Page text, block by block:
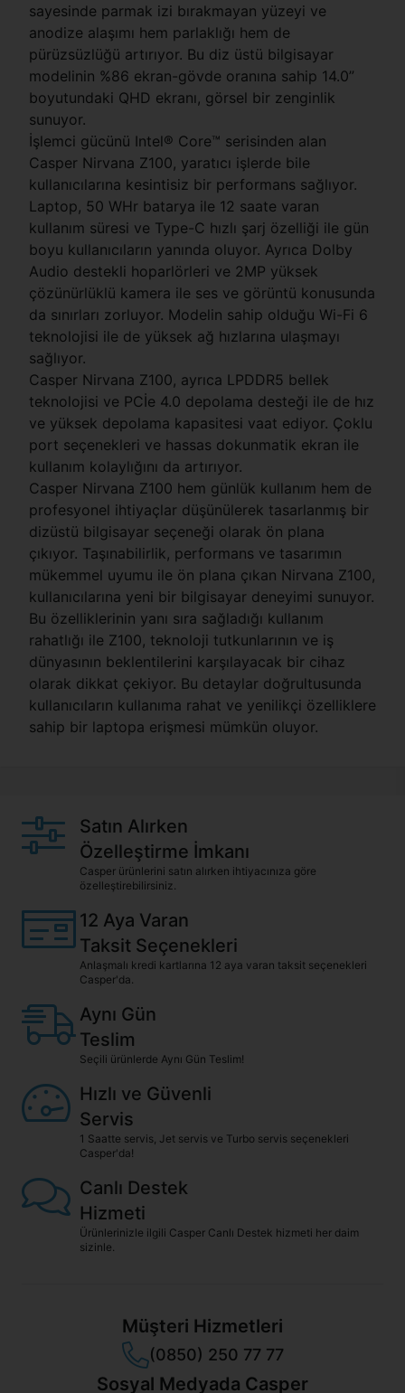
sayesinde parmak izi bırakmayan yüzeyi ve
anodize alaşımı hem parlaklığı hem de
pürüzsüzlüğü artırıyor. Bu diz üstü bilgisayar
modelinin %86 ekran-gövde oranına sahip 14.0”
boyutundaki QHD ekranı, görsel bir zenginlik
sunuyor.
İşlemci gücünü Intel® Core™ serisinden alan
Casper Nirvana Z100, yaratıcı işlerde bile
kullanıcılarına kesintisiz bir performans sağlıyor.
Laptop, 50 WHr batarya ile 12 saate varan
kullanım süresi ve Type-C hızlı şarj özelliği ile gün
boyu kullanıcıların yanında oluyor. Ayrıca Dolby
Audio destekli hoparlörleri ve 2MP yüksek
çözünürlüklü kamera ile ses ve görüntü konusunda
da sınırları zorluyor. Modelin sahip olduğu Wi-Fi 6
teknolojisi ile de yüksek ağ hızlarına ulaşmayı
sağlıyor.
Casper Nirvana Z100, ayrıca LPDDR5 bellek
teknolojisi ve PCİe 4.0 depolama desteği ile de hız
ve yüksek depolama kapasitesi vaat ediyor. Çoklu
port seçenekleri ve hassas dokunmatik ekran ile
kullanım kolaylığını da artırıyor.
Casper Nirvana Z100 hem günlük kullanım hem de
profesyonel ihtiyaçlar düşünülerek tasarlanmış bir
dizüstü bilgisayar seçeneği olarak ön plana
çıkıyor. Taşınabilirlik, performans ve tasarımın
mükemmel uyumu ile ön plana çıkan Nirvana Z100,
kullanıcılarına yeni bir bilgisayar deneyimi sunuyor.
Bu özelliklerinin yanı sıra sağladığı kullanım
rahatlığı ile Z100, teknoloji tutkunlarının ve iş
dünyasının beklentilerini karşılayacak bir cihaz
olarak dikkat çekiyor. Bu detaylar doğrultusunda
kullanıcıların kullanıma rahat ve yenilikçi özelliklere
sahip bir laptopa erişmesi mümkün oluyor.
Satın Alırken
Özelleştirme İmkanı
Casper ürünlerini satın alırken ihtiyacınıza göre
özelleştirebilirsiniz.
12 Aya Varan
Taksit Seçenekleri
Anlaşmalı kredi kartlarına 12 aya varan taksit seçenekleri
Casper'da.
Aynı Gün
Teslim
Seçili ürünlerde Aynı Gün Teslim!
Hızlı ve Güvenli
Servis
1 Saatte servis, Jet servis ve Turbo servis seçenekleri
Casper'da!
Canlı Destek
Hizmeti
Ürünlerinizle ilgili Casper Canlı Destek hizmeti her daim
sizinle.
Müşteri Hizmetleri
(0850) 250 77 77
Sosyal Medyada Casper